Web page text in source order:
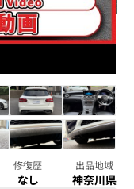
修復歴
なし
出品地域
神奈川県